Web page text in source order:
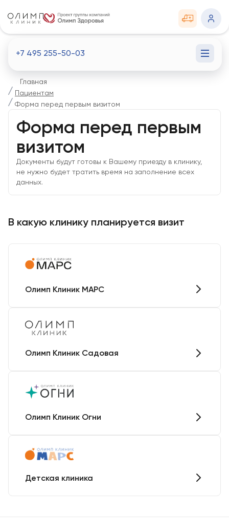
+7 495 255-50-03
Главная
Пациентам
Форма перед первым визитом
Форма перед первым
визитом
Документы будут готовы к Вашему приезду в клинику,
не нужно будет тратить время на заполнение всех
данных.
В какую клинику планируется визит
Олимп Клиник МАРС
Олимп Клиник Садовая
Олимп Клиник Огни
Детская клиника